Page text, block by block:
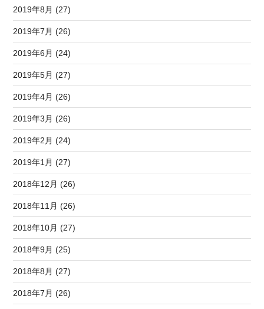
2019年8月 (27)
2019年7月 (26)
2019年6月 (24)
2019年5月 (27)
2019年4月 (26)
2019年3月 (26)
2019年2月 (24)
2019年1月 (27)
2018年12月 (26)
2018年11月 (26)
2018年10月 (27)
2018年9月 (25)
2018年8月 (27)
2018年7月 (26)